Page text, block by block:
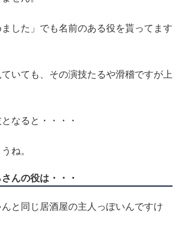
ました」でも名前のある役を貰ってます
いても、その演技たるや滑稽ですが上
なると・・・・
ね。
んの役は・・・
と同じ居酒屋の主人っぽいんですけ